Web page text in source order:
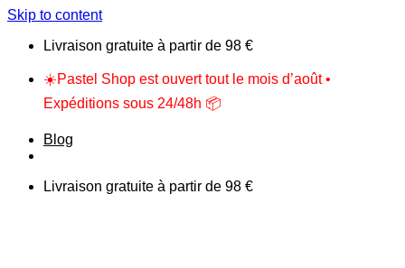
Skip to content
Livraison gratuite à partir de 98 €
☀️Pastel Shop est ouvert tout le mois d’août •
Expéditions sous 24/48h 📦
Blog
Livraison gratuite à partir de 98 €